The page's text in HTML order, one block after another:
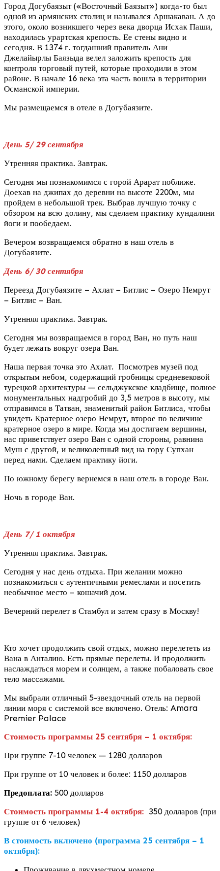
Город Догубаязыт («Восточный Баязыт») когда-то был
одной из армянских столиц и назывался Аршакаван. А до
этого, около возникшего через века дворца Исхак Паши,
находилась урартская крепость. Ее стены видно и
сегодня. В 1374 г. тогдашний правитель Ани
Джелайырлы Баязыда велел заложить крепость для
контроля торговый путей, которые проходили в этом
районе. В начале 16 века эта часть вошла в территории
Османской империи.
Мы размещаемся в отеле в Догубаязите.
День 5/ 29 сентября
Утренняя практика. Завтрак.
Сегодня мы познакомимся с горой Арарат поближе.
Доехав на джипах до деревни на высоте 2200м, мы
пройдем в небольшой трек. Выбрав лучшую точку с
обзором на всю долину, мы сделаем практику кундалини
йоги и пообедаем.
Вечером возвращаемся обратно в наш отель в
Догубаязите.
День 6/ 30 сентября
Переезд Догубаязите – Ахлат – Битлис – Озеро Немрут
– Битлис – Ван.
Утренняя практика. Завтрак.
Сегодня мы возвращаемся в город Ван, но путь наш
будет лежать вокруг озера Ван.
Наша первая точка это Ахлат. Посмотрев музей под
открытым небом, содержащий гробницы средневековой
турецкой архитектуры — сельджукское кладбище, полное
монументальных надгробий до 3,5 метров в высоту, мы
отправимся в Татван, знаменитый район Битлиса, чтобы
увидеть Кратерное озеро Немрут, второе по величине
кратерное озеро в мире. Когда мы достигаем вершины,
нас приветствует озеро Ван с одной стороны, равнина
Муш с другой, и великолепный вид на гору Супхан
перед нами. Сделаем практику йоги.
По южному берегу вернемся в наш отель в городе Ван.
Ночь в городе Ван.
День 7/ 1 октября
Утренняя практика. Завтрак.
Сегодня у нас день отдыха. При желании можно
познакомиться с аутентичными ремеслами и посетить
необычное место – кошачий дом.
Вечерний перелет в Стамбул и затем сразу в Москву!
Кто хочет продолжить свой отдых, можно перелететь из
Вана в Анталию. Есть прямые перелеты. И продолжить
наслаждаться морем и солнцем, а также побаловать свое
тело массажами.
Мы выбрали отличный 5-звездочный отель на первой
линии моря с системой все включено. Отель: Amara
Premier Palace
Стоимость программы 25 сентября – 1 октября:
При группе 7-10 человек — 1280 долларов
При группе от 10 человек и более: 1150 долларов
Предоплата: 500 долларов
Стоимость программы 1-4 октября: 350 долларов (при
группе от 6 человек)
В стоимость включено (программа 25 сентября – 1
октября):